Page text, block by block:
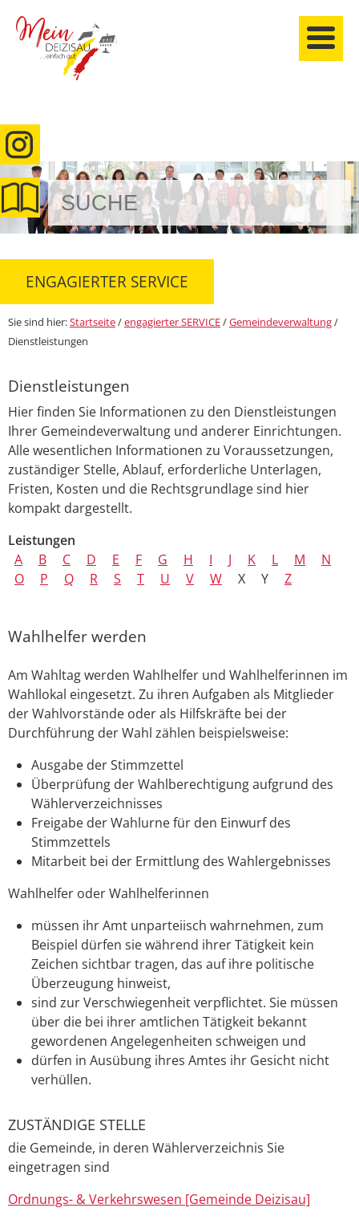
anmelden
ENGAGIERTER SERVICE
Sie sind hier:Startseite/engagierter SERVICE/Gemeindeverwaltung/
Dienstleistungen
Dienstleistungen
Hier finden Sie Informationen zu den Dienstleistungen
Ihrer Gemeindeverwaltung und anderer Einrichtungen.
Alle wesentlichen Informationen zu Voraussetzungen,
zuständiger Stelle, Ablauf, erforderliche Unterlagen,
Fristen, Kosten und die Rechtsgrundlage sind hier
kompakt dargestellt.
Leistungen
A
B C D E F G H I J K L M
N
O
P Q R S T U V W X Y Z
Wahlhelfer werden
Am Wahltag werden Wahlhelfer und Wahlhelferinnen im
Wahllokal eingesetzt. Zu ihren Aufgaben als Mitglieder
der Wahlvorstände oder als Hilfskräfte bei der
Durchführung der Wahl zählen beispielsweise:
Ausgabe der Stimmzettel
Überprüfung der Wahlberechtigung aufgrund des
Wählerverzeichnisses
Freigabe der Wahlurne für den Einwurf des
Stimmzettels
Mitarbeit bei der Ermittlung des Wahlergebnisses
Wahlhelfer oder Wahlhelferinnen
müssen ihr Amt unparteiisch wahrnehmen, zum
Beispiel dürfen sie während ihrer Tätigkeit kein
Zeichen sichtbar tragen, das auf ihre politische
Überzeugung hinweist,
sind zur Verschwiegenheit verpflichtet. Sie müssen
über die bei ihrer amtlichen Tätigkeit bekannt
gewordenen Angelegenheiten schweigen und
dürfen in Ausübung ihres Amtes ihr Gesicht nicht
verhüllen.
ZUSTÄNDIGE STELLE
die Gemeinde, in deren Wählerverzeichnis Sie
eingetragen sind
Ordnungs- & Verkehrswesen [Gemeinde Deizisau]